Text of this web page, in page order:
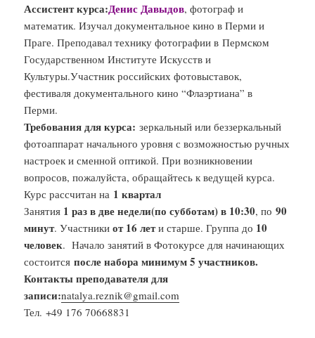
Ассистент курса:Денис Давыдов, фотограф и
математик. Изучал документальное кино в Перми и
Праге. Преподавал технику фотографии в Пермском
Государственном Институте Искусств и
Культуры.Участник российских фотовыставок,
фестиваля документального кино “Флаэртиана” в
Перми.
Требования для курса: зеркальный или беззеркальный
фотоаппарат начального уровня с возможностью ручных
настроек и сменной оптикой. При возникновении
вопросов, пожалуйста, обращайтесь к ведущей курса.
Курс рассчитан на 1 квартал
Занятия 1 раз в две недели(по субботам) в 10:30, по90
минут.Участникиот 16 лети старше.Группа до 10
человек. Начало занятий в Фотокурсе для начинающих
состоитсяпосле набора минимум 5 участников.
Контакты преподавателя для
записи:natalya.reznik@gmail.com
Тел.‭+49 176 70668831